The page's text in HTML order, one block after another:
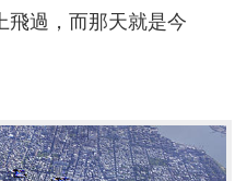
飛過，而那天就是今